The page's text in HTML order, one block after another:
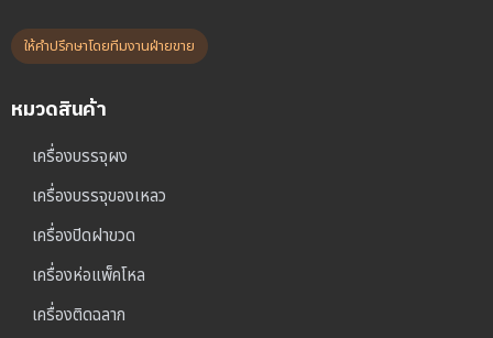
ให้คำปรึกษาโดยทีมงานฝ่ายขาย
หมวดสินค้า
เครื่องบรรจุผง
เครื่องบรรจุของเหลว
เครื่องปิดฝาขวด
เครื่องห่อแพ็คโหล
เครื่องติดฉลาก